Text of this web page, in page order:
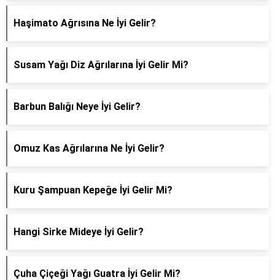
Haşimato Ağrısına Ne İyi Gelir?
Susam Yağı Diz Ağrılarına İyi Gelir Mi?
Barbun Balığı Neye İyi Gelir?
Omuz Kas Ağrılarına Ne İyi Gelir?
Kuru Şampuan Kepeğe İyi Gelir Mi?
Hangi Sirke Mideye İyi Gelir?
Çuha Çiçeği Yağı Guatra İyi Gelir Mi?